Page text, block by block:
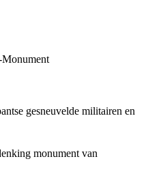
gesneuvelde militairen en
monument van